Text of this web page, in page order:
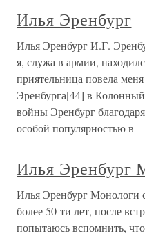
Илья Эренбург
Илья Эренбург И.Г.
я, служа в армии,
приятельница повела
Эренбурга[44] в
войны Эренбург
особой популярностью в
Илья Эренбург
Илья Эренбург Монологи
более 50-ти лет, после
попытаюсь вспомнить,